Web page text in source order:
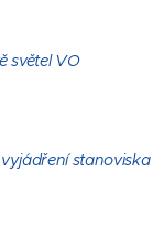
světel VO
stanoviska